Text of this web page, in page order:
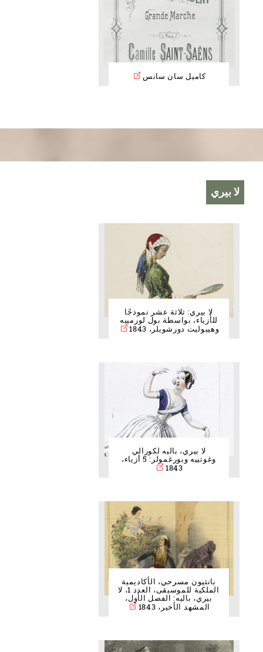
كاميل سان سانس
لا بيري
لا بيري: ثلاثة عشر نموذجًا
للأزياء، بواسطة بول لورمييه
وهيبوليت دورشويلر، 1843
لا بيري، باليه لكورالي
وغوتييه وبورغمولر: 5 أزياء،
1843
بانثيون مسرحي، الأكاديمية
الملكية للموسيقى، العدد 1، لا
بيري، باليه: الفصل الأول،
المشهد الأخير، 1843